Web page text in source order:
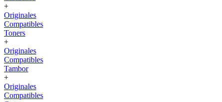
+
Originales
Compatibles
Toners
+
Originales
Compatibles
Tambor
+
Originales
Compatibles